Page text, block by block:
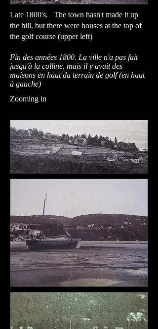
Late 1800's. The town hasn't made it up
the hill, but there were houses at the top of
the golf course (upper left)
Fin des années 1800. La ville n'a pas fait
jusqu'à la colline, mais il y avait des
maisons en haut du terrain de golf (en haut
à gauche)
Zooming in